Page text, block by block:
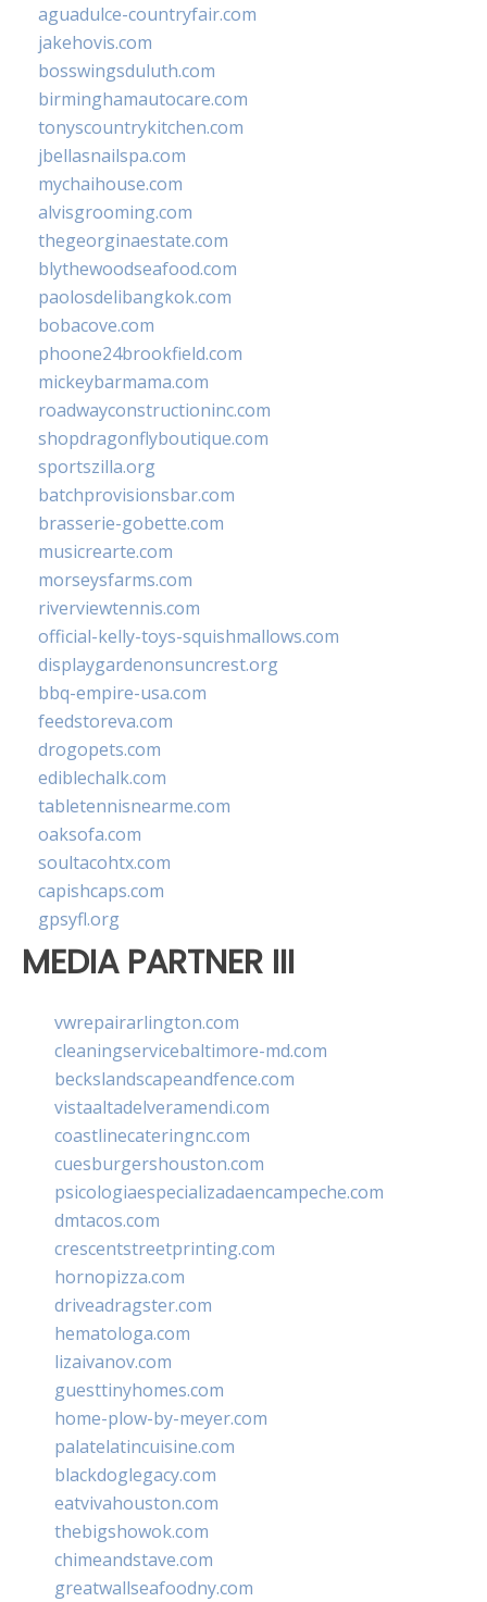
aguadulce-countryfair.com
jakehovis.com
bosswingsduluth.com
birminghamautocare.com
tonyscountrykitchen.com
jbellasnailspa.com
mychaihouse.com
alvisgrooming.com
thegeorginaestate.com
blythewoodseafood.com
paolosdelibangkok.com
bobacove.com
phoone24brookfield.com
mickeybarmama.com
roadwayconstructioninc.com
shopdragonflyboutique.com
sportszilla.org
batchprovisionsbar.com
brasserie-gobette.com
musicrearte.com
morseysfarms.com
riverviewtennis.com
official-kelly-toys-squishmallows.com
displaygardenonsuncrest.org
bbq-empire-usa.com
feedstoreva.com
drogopets.com
ediblechalk.com
tabletennisnearme.com
oaksofa.com
soultacohtx.com
capishcaps.com
gpsyfl.org
MEDIA PARTNER III
vwrepairarlington.com
cleaningservicebaltimore-md.com
beckslandscapeandfence.com
vistaaltadelveramendi.com
coastlinecateringnc.com
cuesburgershouston.com
psicologiaespecializadaencampeche.com
dmtacos.com
crescentstreetprinting.com
hornopizza.com
driveadragster.com
hematologa.com
lizaivanov.com
guesttinyhomes.com
home-plow-by-meyer.com
palatelatincuisine.com
blackdoglegacy.com
eatvivahouston.com
thebigshowok.com
chimeandstave.com
greatwallseafoodny.com